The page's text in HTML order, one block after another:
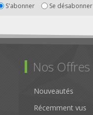
S'abonner Se désabonner
Nos Offres
Nouveautés
Récemment vus